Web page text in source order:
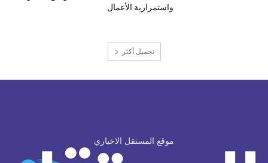
واستمرارية الأعمال
تحميل أكثر
موقع المستقل الاخباري